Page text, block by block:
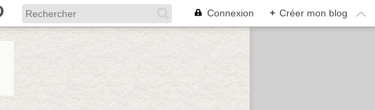
Connexion + Créer mon blog